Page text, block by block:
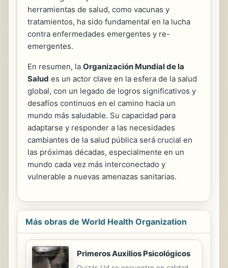
herramientas de salud, como vacunas y
tratamientos, ha sido fundamental en la lucha
contra enfermedades emergentes y re-
emergentes.
En resumen, la Organización Mundial de la
Salud es un actor clave en la esfera de la salud
global, con un legado de logros significativos y
desafíos continuos en el camino hacia un
mundo más saludable. Su capacidad para
adaptarse y responder a las necesidades
cambiantes de la salud pública será crucial en
las próximas décadas, especialmente en un
mundo cada vez más interconectado y
vulnerable a nuevas amenazas sanitarias.
Más obras de World Health Organization
Primeros Auxilios Psicológicos